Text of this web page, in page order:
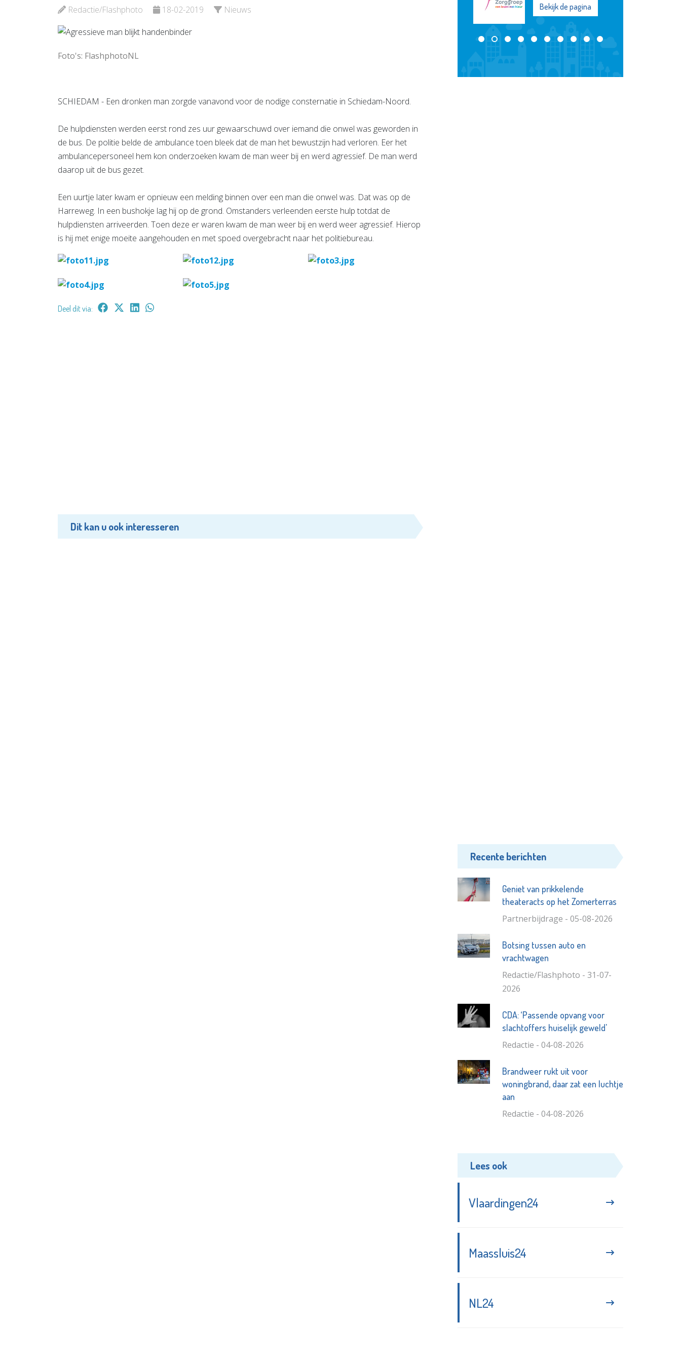
Redactie/Flashphoto 18-02-2019 Nieuws
Foto's: FlashphotoNL
SCHIEDAM - Een dronken man zorgde vanavond voor de nodige consternatie in Schiedam-Noord.
De hulpdiensten werden eerst rond zes uur gewaarschuwd over iemand die onwel was geworden in
de bus. De politie belde de ambulance toen bleek dat de man het bewustzijn had verloren. Eer het
ambulancepersoneel hem kon onderzoeken kwam de man weer bij en werd agressief. De man werd
daarop uit de bus gezet.
Een uurtje later kwam er opnieuw een melding binnen over een man die onwel was. Dat was op de
Harreweg. In een bushokje lag hij op de grond. Omstanders verleenden eerste hulp totdat de
hulpdiensten arriveerden. Toen deze er waren kwam de man weer bij en werd weer agressief. Hierop
is hij met enige moeite aangehouden en met spoed overgebracht naar het politiebureau.
Deel dit via:
Dit kan u ook interesseren
Bekijk de pagina Bekijk de pagina
Recente berichten
Geniet van prikkelende
theateracts op het Zomerterras
Partnerbijdrage - 05-08-2026
Botsing tussen auto en
vrachtwagen
Redactie/Flashphoto - 31-07-
2026
CDA: ‘Passende opvang voor
slachtoffers huiselijk geweld'
Redactie - 04-08-2026
Brandweer rukt uit voor
woningbrand, daar zat een luchtje
aan
Redactie - 04-08-2026
Lees ook
Vlaardingen24
Maassluis24
NL24